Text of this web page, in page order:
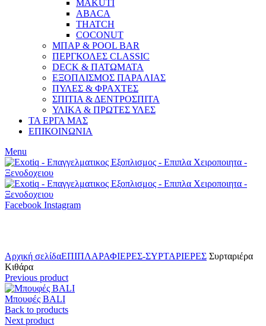
MAKUTI
ABACA
THATCH
COCONUT
ΜΠΑΡ & POOL BAR
ΠΕΡΓΚΟΛΕΣ CLASSIC
DECK & ΠΑΤΩΜΑΤΑ
ΕΞΟΠΛΙΣΜΟΣ ΠΑΡΑΛΙΑΣ
ΠΥΛΕΣ & ΦΡΑΧΤΕΣ
ΣΠΙΤΙΑ & ΔΕΝΤΡΟΣΠΙΤΑ
ΥΛΙΚΑ & ΠΡΩΤΕΣ ΥΛΕΣ
ΤΑ ΕΡΓΑ ΜΑΣ
ΕΠΙΚΟΙΝΩΝΙΑ
Menu
Facebook Instagram
Αρχική σελίδαΕΠΙΠΛΑΡΑΦΙΕΡΕΣ-ΣΥΡΤΑΡΙΕΡΕΣ Συρταριέρα
Κιθάρα
Previous product
Μπουφές BALI
Back to products
Next product